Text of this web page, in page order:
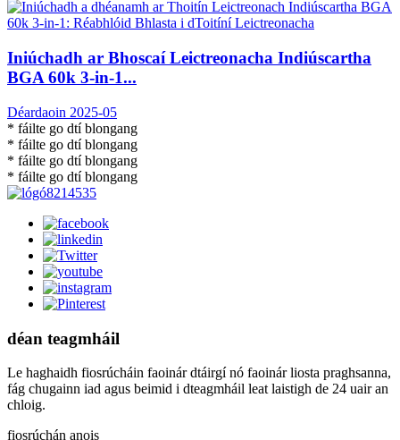
Iniúchadh ar Bhoscaí Leictreonacha Indiúscartha
BGA 60k 3-in-1...
Déardaoin 2025-05
* fáilte go dtí blongang
* fáilte go dtí blongang
* fáilte go dtí blongang
* fáilte go dtí blongang
déan teagmháil
Le haghaidh fiosrúcháin faoinár dtáirgí nó faoinár liosta praghsanna,
fág chugainn iad agus beimid i dteagmháil leat laistigh de 24 uair an
chloig.
fiosrúchán anois